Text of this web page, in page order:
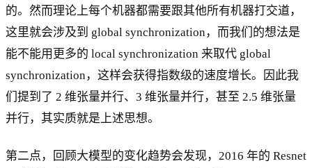
的。然而理论上每个机器都需要跟其他所有机器打交道，
这里就会涉及到 global synchronization，而我们的想法是
能不能用更多的 local synchronization 来取代 global
synchronization，这样会获得指数级的速度增长。因此我
们提到了 2 维张量并行、3 维张量并行，甚至 2.5 维张量
并行，其实质就是上述思想。
第二点，回顾大模型的变化趋势会发现，2016 年的 Resnet